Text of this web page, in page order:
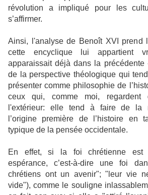
révolution a impliqué pour les
s’affirmer.
Ainsi, l'analyse de Benoît XVI prend
cette encyclique lui appartient
apparaissait déjà dans la précédente
de la perspective théologique qui
présenter comme philosophie de
ceux qui, comme moi, regardent
l'extérieur: elle tend à faire de la
l’origine première de l’histoire en
typique de la pensée occidentale.
En effet, si la foi chrétienne est
espérance, c’est-à-dire une foi
chrétiens ont un avenir"; "leur vie
vide"), comme le souligne